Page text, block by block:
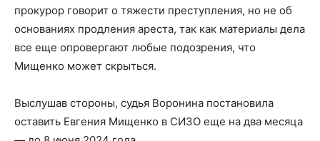
прокурор говорит о тяжести преступления, но не об
основаниях продления ареста, так как материалы дела
все еще опровергают любые подозрения, что
Мищенко может скрыться.
Выслушав стороны, судья Воронина постановила
оставить Евгения Мищенко в СИЗО еще на два месяца